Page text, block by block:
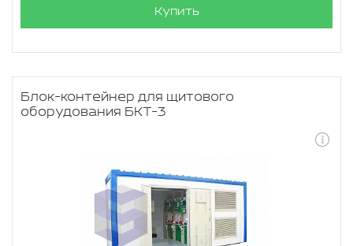
Купить
Блок-контейнер для щитового
оборудования БКТ-3